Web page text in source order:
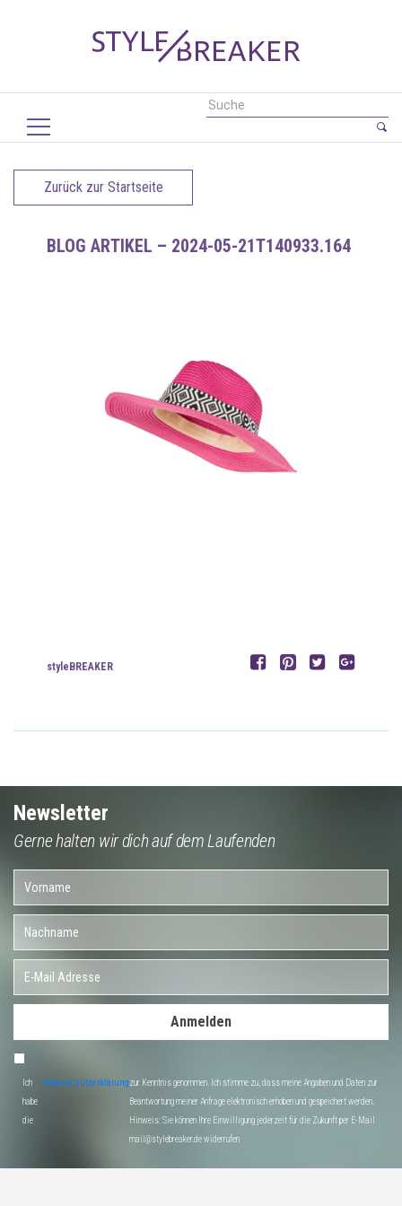
Zurück zur Startseite
BLOG ARTIKEL – 2024-05-21T140933.164
styleBREAKER
Newsletter
Gerne halten wir dich auf dem Laufenden
Anmelden
Ich
habe
die
Datenschutzerklärungzur Kenntnis genommen. Ich stimme zu, dass meine Angaben und Daten zur
Beantwortung meiner Anfrage elektronisch erhoben und gespeichert werden.
Hinweis: Sie können Ihre Einwilligung jederzeit für die Zukunft per E-Mail
mail@stylebreaker.de widerrufen